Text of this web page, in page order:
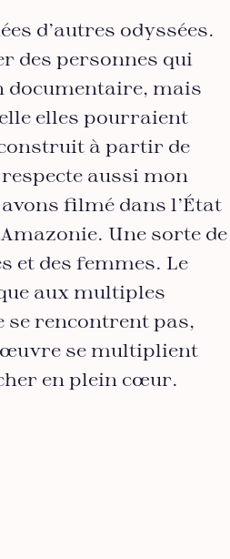
d’autres odyssées.
des personnes qui
documentaire, mais
elles pourraient
à partir de
aussi mon
filmé dans l’État
Une sorte de
et des femmes. Le
aux multiples
se rencontrent pas,
se multiplient
en plein cœur.